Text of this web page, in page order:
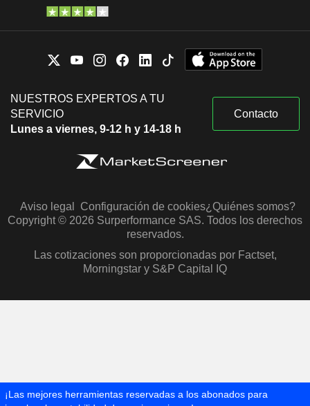
NUESTROS EXPERTOS A TU
SERVICIO
Lunes a viernes, 9-12 h y 14-18 h
Contacto
Aviso legal Configuración de cookies¿Quiénes somos?
Copyright © 2026 Surperformance SAS. Todos los derechos
reservados.
Las cotizaciones son proporcionadas por Factset,
Morningstar y S&P Capital IQ
¡Las mejores herramientas reservadas a los abonados para